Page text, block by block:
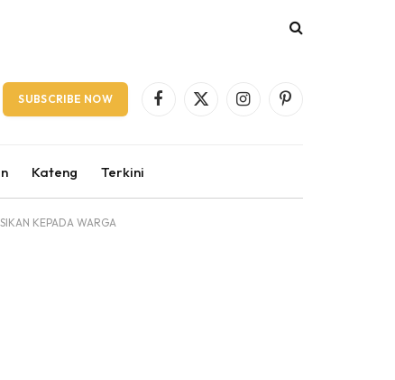
SUBSCRIBE NOW Facebook
X
InstagramPinterest
Kateng Terkini
KEPADA WARGA